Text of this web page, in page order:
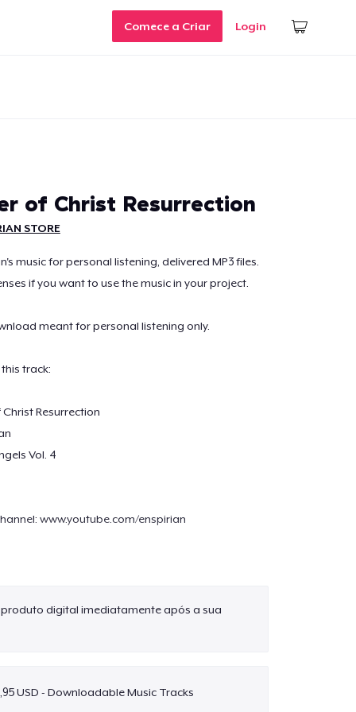
Comece a Criar Login
of Christ Resurrection
STORE
music for personal listening, delivered MP3 files.
if you want to use the music in your project.
meant for personal listening only.
track:
Resurrection
Vol. 4
www.youtube.com/enspirian
music will restore your strength, heal mind
for Prayer, Meditation, Deep Healing, Worship,
so deep, so profound but yet so simple. This
produto digital imediatamente após a sua
USD - Downloadable Music Tracks